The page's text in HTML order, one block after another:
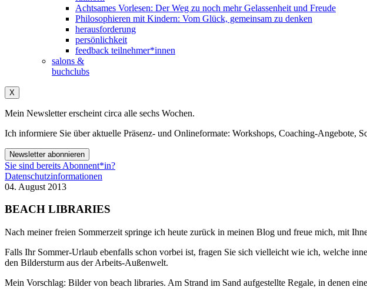
Achtsames Vorlesen: Der Weg zu noch mehr Gelassenheit und Freude
Philosophieren mit Kindern: Vom Glück, gemeinsam zu denken
herausforderung
persönlichkeit
feedback teilnehmer*innen
salons &
buchclubs
X
Mein Newsletter erscheint circa alle sechs Wochen.
Ich informiere Sie über aktuelle Präsenz- und Onlineformate: Workshops, Coaching-
Newsletter abonnieren
Sie sind bereits Abonnent*in?
Datenschutzinformationen
04. August 2013
BEACH LIBRARIES
Nach meiner freien Sommerzeit springe ich heute zurück in meinen Blog und freue mich, mit
Falls Ihr Sommer-Urlaub ebenfalls schon vorbei ist, fragen Sie sich vielleicht wie ich, welche
den Bildersturm aus der Arbeits-Außenwelt.
Mein Vorschlag: Bilder von beach libraries. Am Strand im Sand aufgestellte Regale, in denen